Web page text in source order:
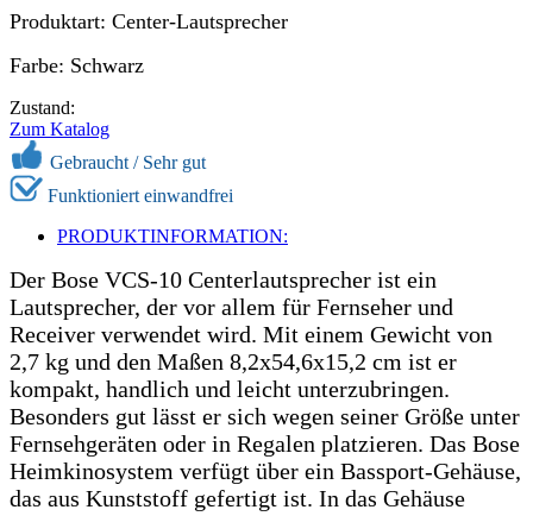
Produktart: Center-Lautsprecher
Farbe: Schwarz
Zustand:
Zum Katalog
Gebraucht / Sehr gut
Funktioniert einwandfrei
PRODUKTINFORMATION:
Der Bose VCS-10 Centerlautsprecher ist ein
Lautsprecher, der vor allem für Fernseher und
Receiver verwendet wird. Mit einem Gewicht von
2,7 kg und den Maßen 8,2x54,6x15,2 cm ist er
kompakt, handlich und leicht unterzubringen.
Besonders gut lässt er sich wegen seiner Größe unter
Fernsehgeräten oder in Regalen platzieren. Das Bose
Heimkinosystem verfügt über ein Bassport-Gehäuse,
das aus Kunststoff gefertigt ist. In das Gehäuse